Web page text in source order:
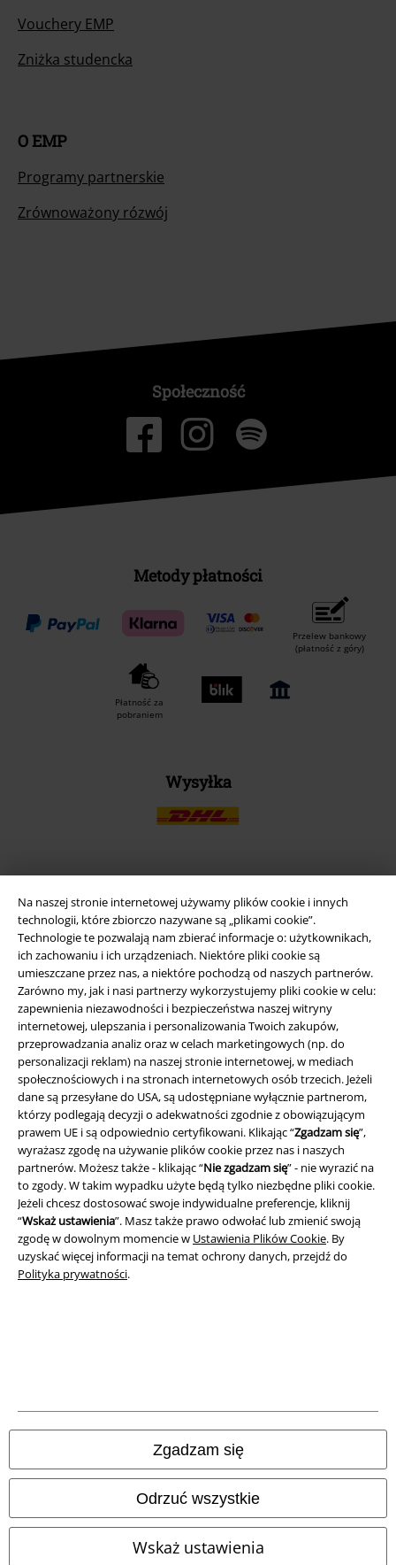
Na naszej stronie internetowej używamy plików cookie i innych
technologii, które zbiorczo nazywane są „plikami cookie”.
Technologie te pozwalają nam zbierać informacje o: użytkownikach,
ich zachowaniu i ich urządzeniach. Niektóre pliki cookie są
umieszczane przez nas, a niektóre pochodzą od naszych partnerów.
Zarówno my, jak i nasi partnerzy wykorzystujemy pliki cookie w celu:
zapewnienia niezawodności i bezpieczeństwa naszej witryny
internetowej, ulepszania i personalizowania Twoich zakupów,
przeprowadzania analiz oraz w celach marketingowych (np. do
personalizacji reklam) na naszej stronie internetowej, w mediach
społecznościowych i na stronach internetowych osób trzecich. Jeżeli
dane są przesyłane do USA, są udostępniane wyłącznie partnerom,
którzy podlegają decyzji o adekwatności zgodnie z obowiązującym
prawem UE i są odpowiednio certyfikowani. Klikając “Zgadzam się”,
wyrażasz zgodę na używanie plików cookie przez nas i naszych
partnerów. Możesz także - klikając “Nie zgadzam się” - nie wyrazić na
to zgody. W takim wypadku użyte będą tylko niezbędne pliki cookie.
Jeżeli chcesz dostosować swoje indywidualne preferencje, kliknij
“Wskaż ustawienia”. Masz także prawo odwołać lub zmienić swoją
zgodę w dowolnym momencie w Ustawienia Plików Cookie. By
uzyskać więcej informacji na temat ochrony danych, przejdź do
Polityka prywatności.
Zgadzam się
Odrzuć wszystkie
Wskaż ustawienia
Vouchery EMP
Zniżka studencka
O EMP
Programy partnerskie
Zrównoważony rózwój
Społeczność
Metody płatności
Przelew bankowy
(płatność z góry)
Płatność za
pobraniem
Wysyłka
Aplikację EMP
Ściągnij nową aplikację EMP - ZA DARMO - i korzystaj z nowych
funkcji!
A Warner Music Group Company
Polityka prywatności
Unieszkodliwianie odpadów i ochrona środowiska
Informacje dotyczące dostępności